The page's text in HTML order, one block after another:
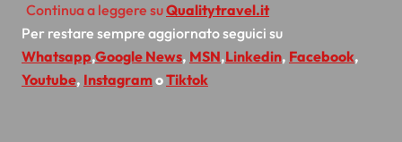
Continua a leggere suQualitytravel.it
Per restare sempre aggiornato seguici su
Whatsapp,Google News, MSN,Linkedin, Facebook,
Youtube, InstagramoTiktok